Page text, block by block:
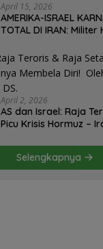
April 15, 2026
AMERIKA-ISRAEL
TOTAL DI IRAN:
Basri Siregar.
April 2, 2026
AS dan Israel: Raja
Picu Krisis Hormuz –
ketua JWI DS.
Selengkapnya